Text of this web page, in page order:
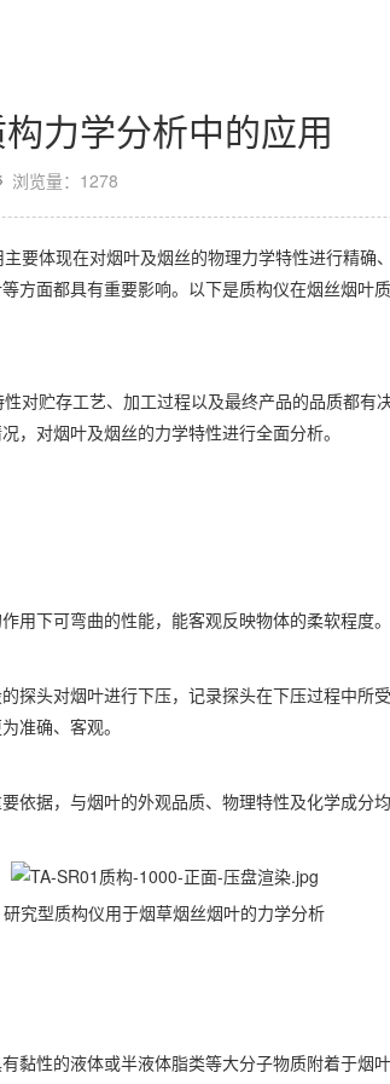
力学分析中的应用
浏览量：1278
要体现在对烟叶及烟丝的物理力学特性进行精确
方面都具有重要影响。以下是质构仪在烟丝烟叶
对贮存工艺、加工过程以及最终产品的品质都有
，对烟叶及烟丝的力学特性进行全面分析。
用下可弯曲的性能，能客观反映物体的柔软程度。
探头对烟叶进行下压，记录探头在下压过程中所
准确、客观。
依据，与烟叶的外观品质、物理特性及化学成分均
研究型质构仪用于烟草烟丝烟叶的力学分析
黏性的液体或半液体脂类等大分子物质附着于烟叶